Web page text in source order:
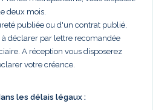
deux mois.
publiée ou d'un contrat publié,
déclarer par lettre recomandée
A réception vous disposerez
votre créance.
les délais légaux :